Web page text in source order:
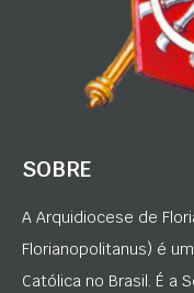
SOBRE
A Arquidiocese de
Florianopolitanus) é
Católica no Brasil. É a